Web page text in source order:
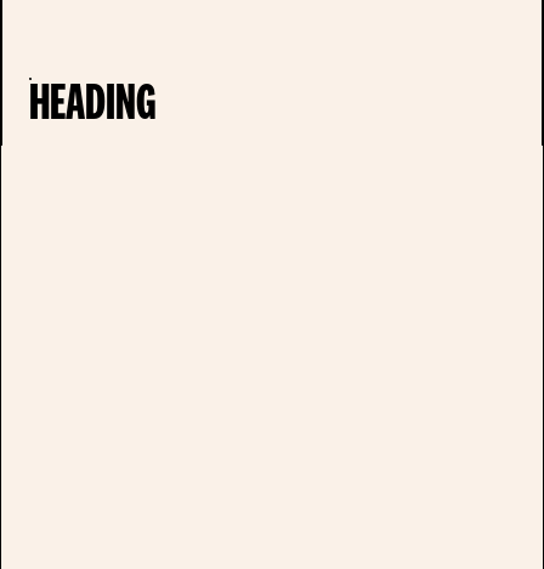
HEADING